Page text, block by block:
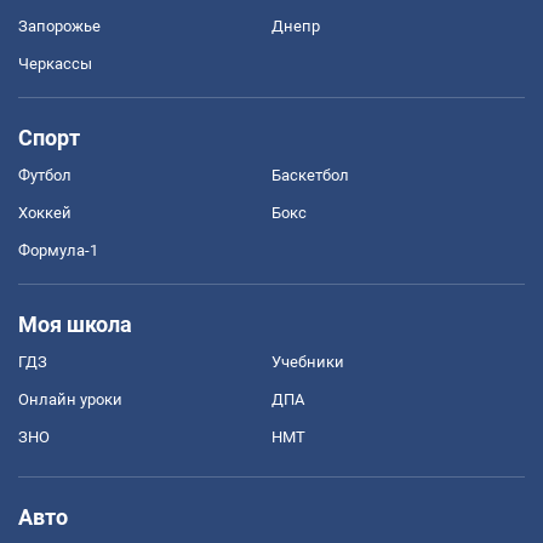
Запорожье Днепр
Черкассы
Спорт
Футбол Баскетбол
Хоккей Бокс
Формула-1
Моя школа
ГДЗ Учебники
Онлайн уроки ДПА
ЗНО НМТ
Авто